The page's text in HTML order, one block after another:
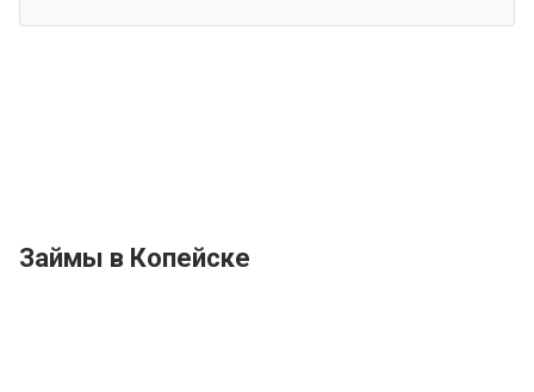
Займы в Копейске